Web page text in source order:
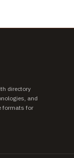
directory
and
formats for